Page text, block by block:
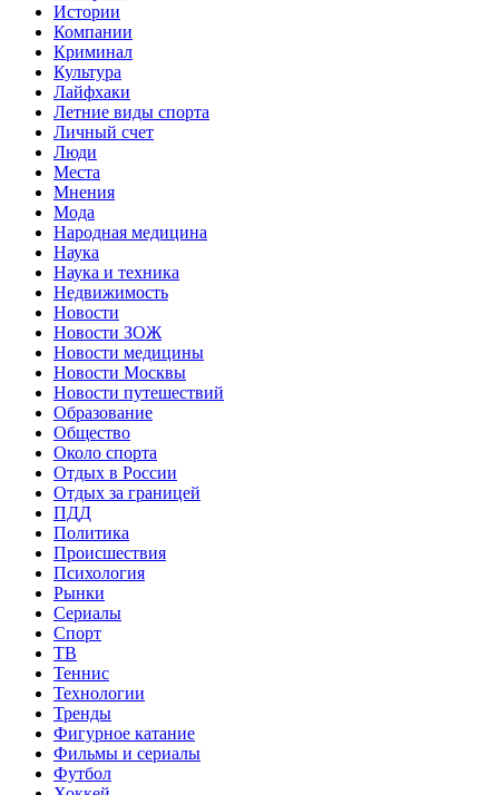
Истории
Компании
Криминал
Культура
Лайфхаки
Летние виды спорта
Личный счет
Люди
Места
Мнения
Мода
Народная медицина
Наука
Наука и техника
Недвижимость
Новости
Новости ЗОЖ
Новости медицины
Новости Москвы
Новости путешествий
Образование
Общество
Около спорта
Отдых в России
Отдых за границей
ПДД
Политика
Происшествия
Психология
Рынки
Сериалы
Спорт
ТВ
Теннис
Технологии
Тренды
Фигурное катание
Фильмы и сериалы
Футбол